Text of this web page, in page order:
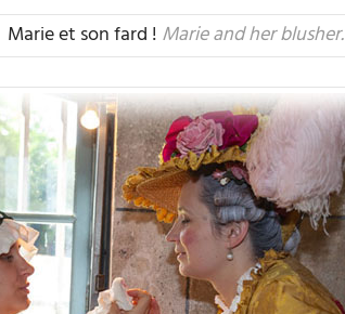
Marie et son fard ! Marie and her blusher.